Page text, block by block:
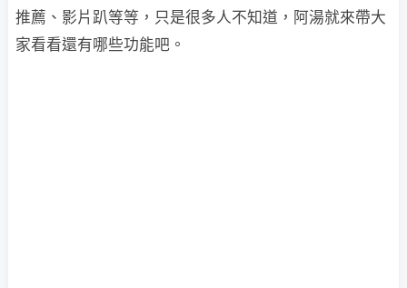
推薦、影片趴等等，只是很多人不知道，阿湯就來帶大
家看看還有哪些功能吧。